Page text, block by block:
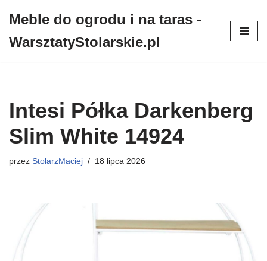
do
Meble do ogrodu i na taras -
WarsztatyStolarskie.pl
Intesi Półka Darkenberg
Slim White 14924
przez StolarzMaciej 18 lipca 2026